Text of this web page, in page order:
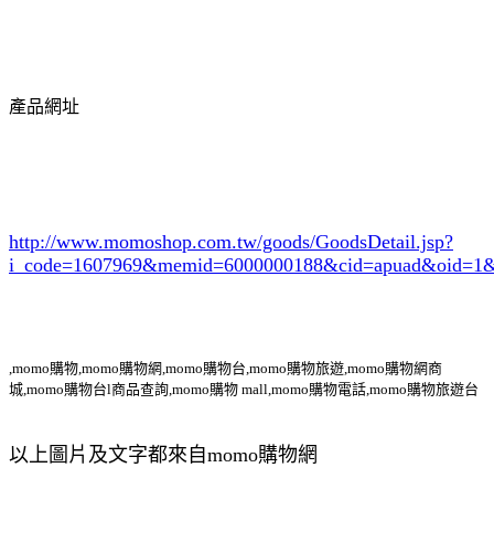
產品網址
http://www.momoshop.com.tw/goods/GoodsDetail.jsp?
i_code=1607969
,momo購物,momo購物網,momo購物台,momo購物旅遊,momo購物網商
城,momo購物台l商品查詢,momo購物 mall,momo購物電話,momo購物旅遊台
以上圖片及文字都來自momo購物網